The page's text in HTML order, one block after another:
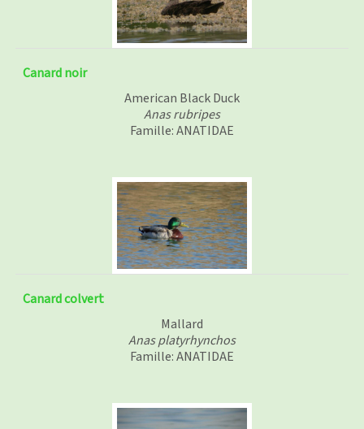
Canard noir
American Black Duck
Anas rubripes
Famille: ANATIDAE
Canard colvert
Mallard
Anas platyrhynchos
Famille: ANATIDAE